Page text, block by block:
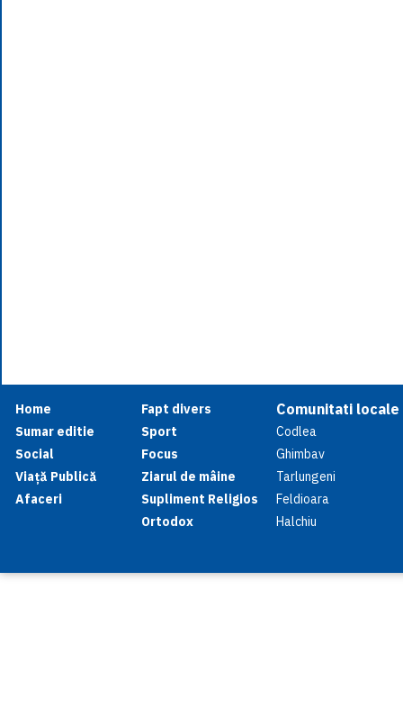
Home
Sumar editie
Social
Viață Publică
Afaceri
Fapt divers
Sport
Focus
Ziarul de mâine
Supliment Religios
Ortodox
Comunitati locale
Codlea
Ghimbav
Tarlungeni
Feldioara
Halchiu